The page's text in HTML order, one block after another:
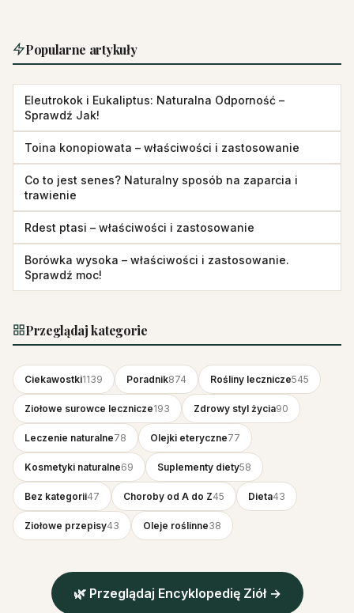
Popularne artykuły
Eleutrokok i Eukaliptus: Naturalna Odporność –
Sprawdź Jak!
Toina konopiowata – właściwości i zastosowanie
Co to jest senes? Naturalny sposób na zaparcia i
trawienie
Rdest ptasi – właściwości i zastosowanie
Borówka wysoka – właściwości i zastosowanie.
Sprawdź moc!
Przeglądaj kategorie
Ciekawostki1139 Poradnik874 Rośliny lecznicze545
Ziołowe surowce lecznicze193 Zdrowy styl życia90
Leczenie naturalne78 Olejki eteryczne77
Kosmetyki naturalne69 Suplementy diety58
Bez kategorii47 Choroby od A do Z45 Dieta43
Ziołowe przepisy43 Oleje roślinne38
🌿 Przeglądaj Encyklopedię Ziół →